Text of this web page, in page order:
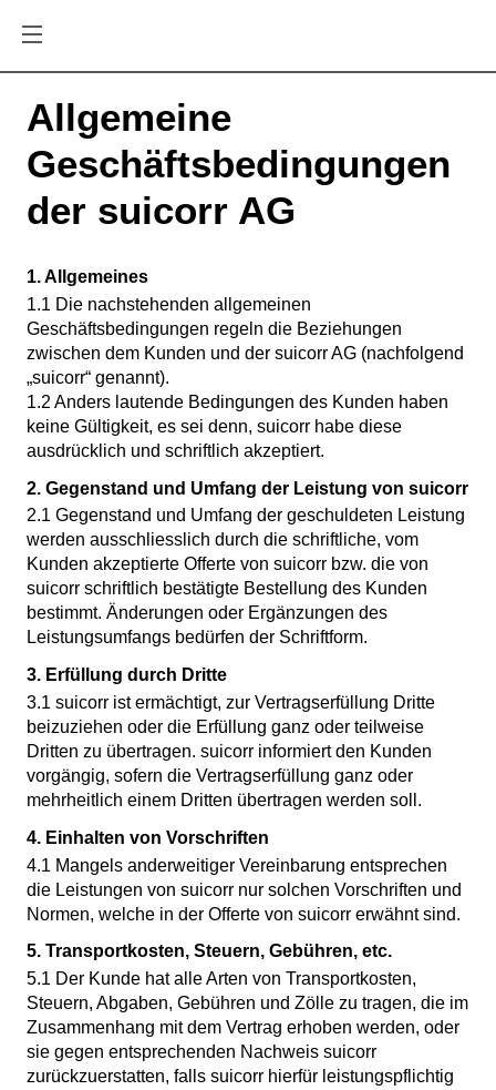
Allgemeine
Geschäftsbedingungen
der suicorr AG
1. Allgemeines
1.1 Die nachstehenden allgemeinen
Geschäftsbedingungen regeln die Beziehungen
zwischen dem Kunden und der suicorr AG (nachfolgend
„suicorr“ genannt).
1.2 Anders lautende Bedingungen des Kunden haben
keine Gültigkeit, es sei denn, suicorr habe diese
ausdrücklich und schriftlich akzeptiert.
2. Gegenstand und Umfang der Leistung von suicorr
2.1 Gegenstand und Umfang der geschuldeten Leistung
werden ausschliesslich durch die schriftliche, vom
Kunden akzeptierte Offerte von suicorr bzw. die von
suicorr schriftlich bestätigte Bestellung des Kunden
bestimmt. Änderungen oder Ergänzungen des
Leistungsumfangs bedürfen der Schriftform.
3. Erfüllung durch Dritte
3.1 suicorr ist ermächtigt, zur Vertragserfüllung Dritte
beizuziehen oder die Erfüllung ganz oder teilweise
Dritten zu übertragen. suicorr informiert den Kunden
vorgängig, sofern die Vertragserfüllung ganz oder
mehrheitlich einem Dritten übertragen werden soll.
4. Einhalten von Vorschriften
4.1 Mangels anderweitiger Vereinbarung entsprechen
die Leistungen von suicorr nur solchen Vorschriften und
Normen, welche in der Offerte von suicorr erwähnt sind.
5. Transportkosten, Steuern, Gebühren, etc.
5.1 Der Kunde hat alle Arten von Transportkosten,
Steuern, Abgaben, Gebühren und Zölle zu tragen, die im
Zusammenhang mit dem Vertrag erhoben werden, oder
sie gegen entsprechenden Nachweis suicorr
zurückzuerstatten, falls suicorr hierfür leistungspflichtig